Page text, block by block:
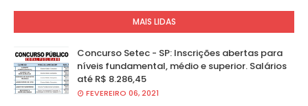
MAIS LIDAS
Concurso Setec - SP: Inscrições abertas para
níveis fundamental, médio e superior. Salários
até R$ 8.286,45
FEVEREIRO 06, 2021